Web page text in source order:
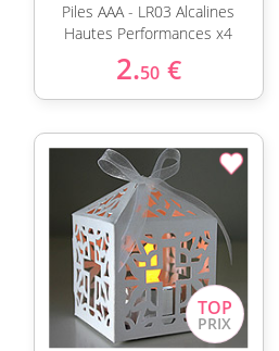
Piles AAA - LR03 Alcalines
Hautes Performances x4
2.50 €